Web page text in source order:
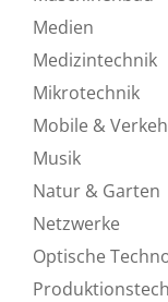
Medien
Medizintechnik
Mikrotechnik
Mobile &
Musik
Natur & Garten
Netzwerke
Optische